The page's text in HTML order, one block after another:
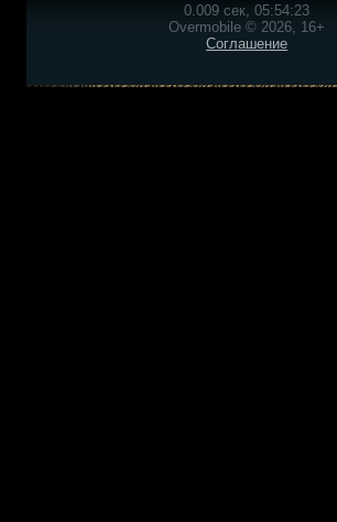
0.009 сек, 05:54:23
Overmobile © 2026, 16+
Соглашение